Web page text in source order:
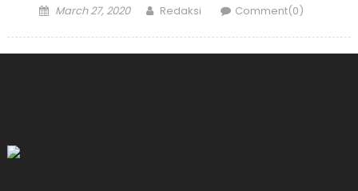
Posted
March 27, 2020 Author
Redaksi Comment(0)